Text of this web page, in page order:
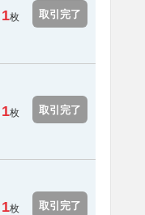
1枚 取引完了
1枚 取引完了
1枚 取引完了